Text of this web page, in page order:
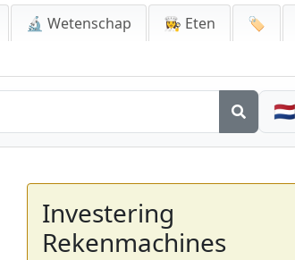
🔬 Wetenschap 👩‍🍳 Eten 🏷️
🇳🇱
Investering
Rekenmachines